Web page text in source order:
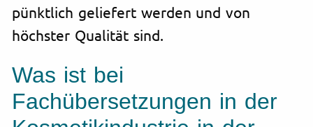
pünktlich geliefert werden und von
höchster Qualität sind.
Was ist bei
Fachübersetzungen in der